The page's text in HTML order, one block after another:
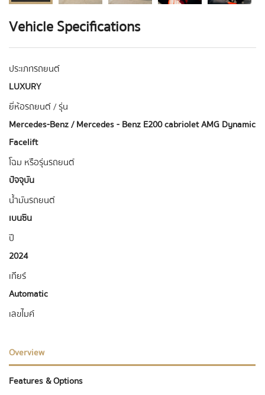
Vehicle Specifications
ประเภทรถยนต์
LUXURY
ยี่ห้อรถยนต์ / รุ่น
Mercedes-Benz / Mercedes - Benz E200 cabriolet AMG Dynamic
Facelift
โฉม หรือรุ่นรถยนต์
ปัจจุบัน
น้ำมันรถยนต์
เบนซิน
ปี
2024
เกียร์
Automatic
เลขไมค์
Overview
Features & Options